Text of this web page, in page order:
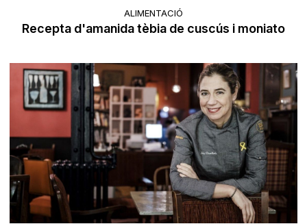
ALIMENTACIÓ
Recepta d'amanida tèbia de cuscús i moniato